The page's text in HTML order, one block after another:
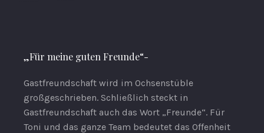
„Für meine guten Freunde“-
Gastfreundschaft wird im Ochsenstüble
großgeschrieben. Schließlich steckt in
Gastfreundschaft auch das Wort „Freunde“. Für
Toni und das ganze Team bedeutet das Offenheit